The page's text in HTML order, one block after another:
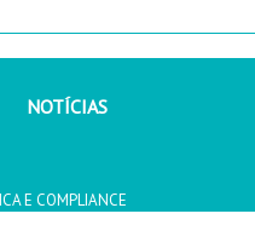
NOTÍCIAS
E COMPLIANCE